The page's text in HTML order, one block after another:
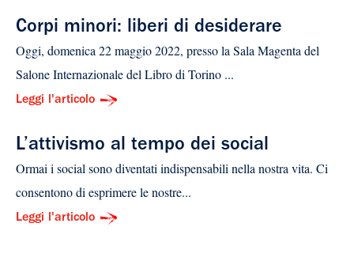
Corpi minori: liberi di desiderare
Oggi, domenica 22 maggio 2022, presso la Sala Magenta del
Salone Internazionale del Libro di Torino ...
Leggi l'articolo
L’attivismo al tempo dei social
Ormai i social sono diventati indispensabili nella nostra vita. Ci
consentono di esprimere le nostre...
Leggi l'articolo